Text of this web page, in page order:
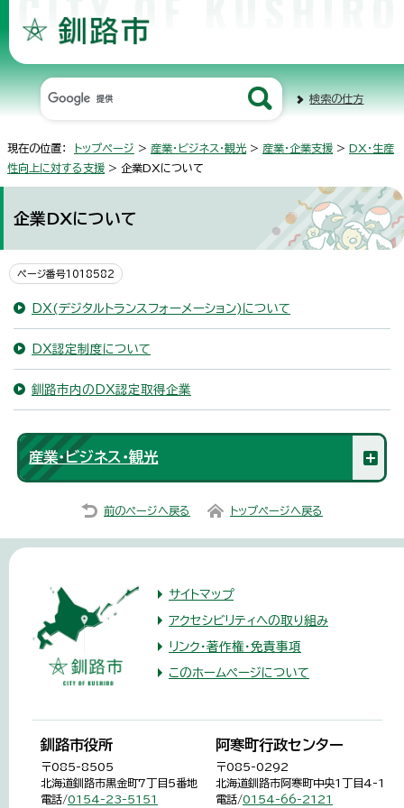
検索の仕方
現在の位置： トップページ > 産業・ビジネス・観光 > 産業・企業支援 > DX・生産
性向上に対する支援 > 企業DXについて
企業DXについて
ページ番号1018582
DX(デジタルトランスフォーメーション)について
DX認定制度について
釧路市内のDX認定取得企業
産業・ビジネス・観光
前のページへ戻る トップページへ戻る
サイトマップ
アクセシビリティへの取り組み
リンク・著作権・免責事項
このホームページについて
釧路市役所
〒085-8505
北海道釧路市黒金町7丁目5番地
電話/0154-23-5151
阿寒町行政センター
〒085-0292
北海道釧路市阿寒町中央1丁目4-1
電話/0154-66-2121